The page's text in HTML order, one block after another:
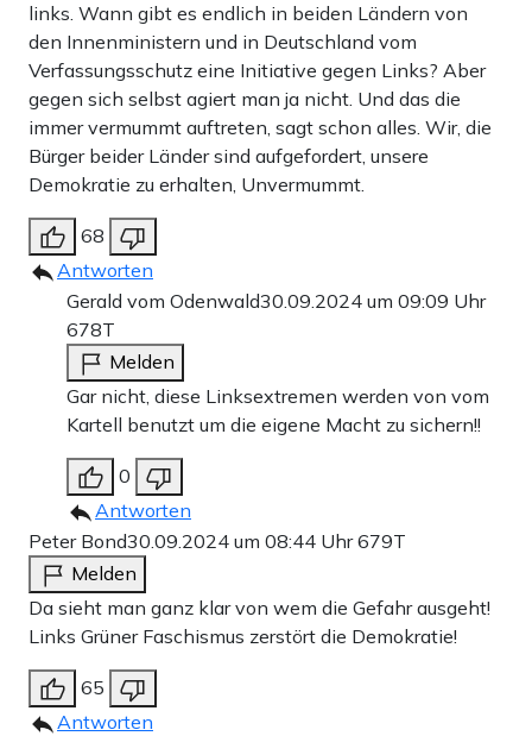
links. Wann gibt es endlich in beiden Ländern von
den Innenministern und in Deutschland vom
Verfassungsschutz eine Initiative gegen Links? Aber
gegen sich selbst agiert man ja nicht. Und das die
immer vermummt auftreten, sagt schon alles. Wir, die
Bürger beider Länder sind aufgefordert, unsere
Demokratie zu erhalten, Unvermummt.
68
Antworten
Gerald vom Odenwald30.09.2024 um 09:09 Uhr
678T
Melden
Gar nicht, diese Linksextremen werden von vom
Kartell benutzt um die eigene Macht zu sichern!!
0
Antworten
Peter Bond30.09.2024 um 08:44 Uhr679T
Melden
Da sieht man ganz klar von wem die Gefahr ausgeht!
Links Grüner Faschismus zerstört die Demokratie!
65
Antworten